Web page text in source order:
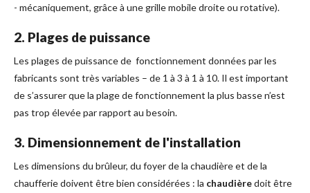
- mécaniquement, grâce à une grille mobile droite ou rotative).
2. Plages de puissance
Les plages de puissance de fonctionnement données par les
fabricants sont très variables – de 1 à 3 à 1 à 10. Il est important
de s’assurer que la plage de fonctionnement la plus basse n’est
pas trop élevée par rapport au besoin.
3. Dimensionnement de l'installation
Les dimensions du brûleur, du foyer de la chaudière et de la
chaufferie doivent être bien considérées : la chaudièredoit être